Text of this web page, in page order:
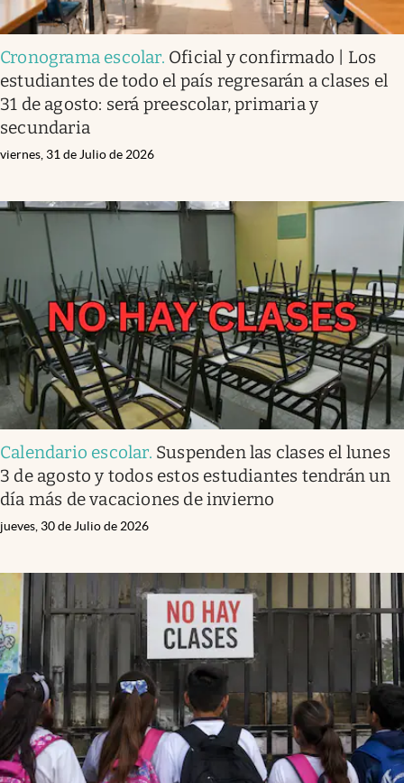
Cronograma escolar. Oficial y confirmado | Los
estudiantes de todo el país regresarán a clases el
31 de agosto: será preescolar, primaria y
secundaria
viernes, 31 de Julio de 2026
Calendario escolar. Suspenden las clases el lunes
3 de agosto y todos estos estudiantes tendrán un
día más de vacaciones de invierno
jueves, 30 de Julio de 2026